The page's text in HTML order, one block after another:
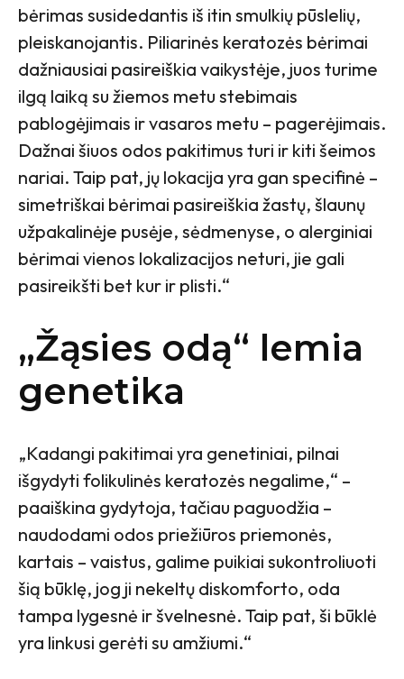
bėrimas susidedantis iš itin smulkių pūslelių,
pleiskanojantis. Piliarinės keratozės bėrimai
dažniausiai pasireiškia vaikystėje, juos turime
ilgą laiką su žiemos metu stebimais
pablogėjimais ir vasaros metu – pagerėjimais.
Dažnai šiuos odos pakitimus turi ir kiti šeimos
nariai. Taip pat, jų lokacija yra gan specifinė –
simetriškai bėrimai pasireiškia žastų, šlaunų
užpakalinėje pusėje, sėdmenyse, o alerginiai
bėrimai vienos lokalizacijos neturi, jie gali
pasireikšti bet kur ir plisti.“
„Žąsies odą“ lemia
genetika
„Kadangi pakitimai yra genetiniai, pilnai
išgydyti folikulinės keratozės negalime,“ –
paaiškina gydytoja, tačiau paguodžia –
naudodami odos priežiūros priemonės,
kartais – vaistus, galime puikiai sukontroliuoti
šią būklę, jog ji nekeltų diskomforto, oda
tampa lygesnė ir švelnesnė. Taip pat, ši būklė
yra linkusi gerėti su amžiumi.“